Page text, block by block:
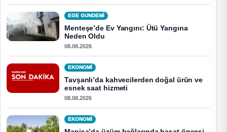
EGE GUNDEMİ
Menteşe’de Ev Yangını: Ütü Yangına
Neden Oldu
08.08.2026
EKONOMI
Tavşanlı’da kahvecilerden doğal ürün ve
esnek saat hizmeti
08.08.2026
EKONOMI